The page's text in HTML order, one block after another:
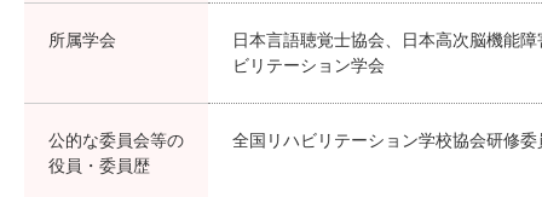
所属学会
日本言語聴覚士協会、日本高次脳機能
ビリテーション学会
公的な委員会等の
役員・委員歴
全国リハビリテーション学校協会研修委